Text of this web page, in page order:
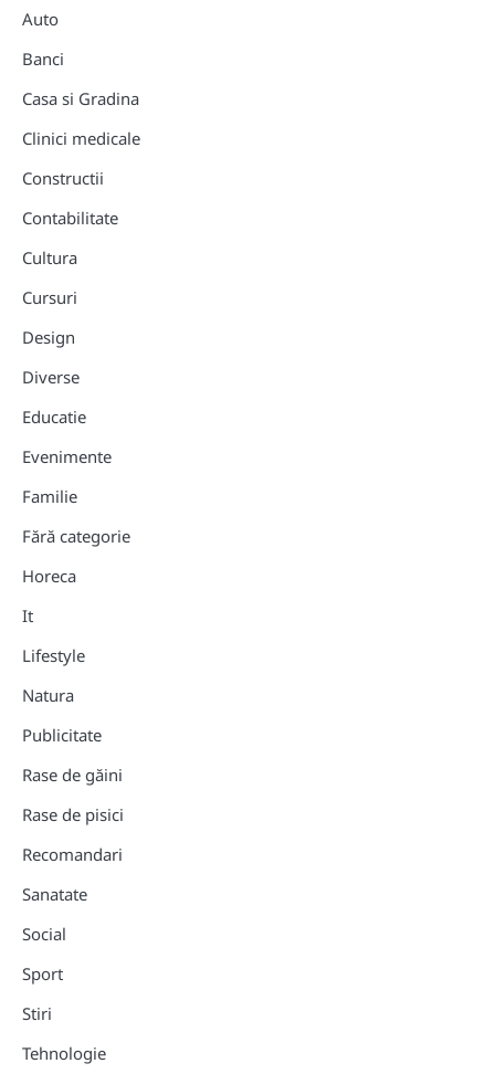
Auto
Banci
Casa si Gradina
Clinici medicale
Constructii
Contabilitate
Cultura
Cursuri
Design
Diverse
Educatie
Evenimente
Familie
Fără categorie
Horeca
It
Lifestyle
Natura
Publicitate
Rase de găini
Rase de pisici
Recomandari
Sanatate
Social
Sport
Stiri
Tehnologie